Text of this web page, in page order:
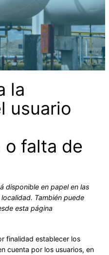
la
usuario
o falta de
disponible en papel en las
También puede
esta página
finalidad establecer los
cuenta por los usuarios, en